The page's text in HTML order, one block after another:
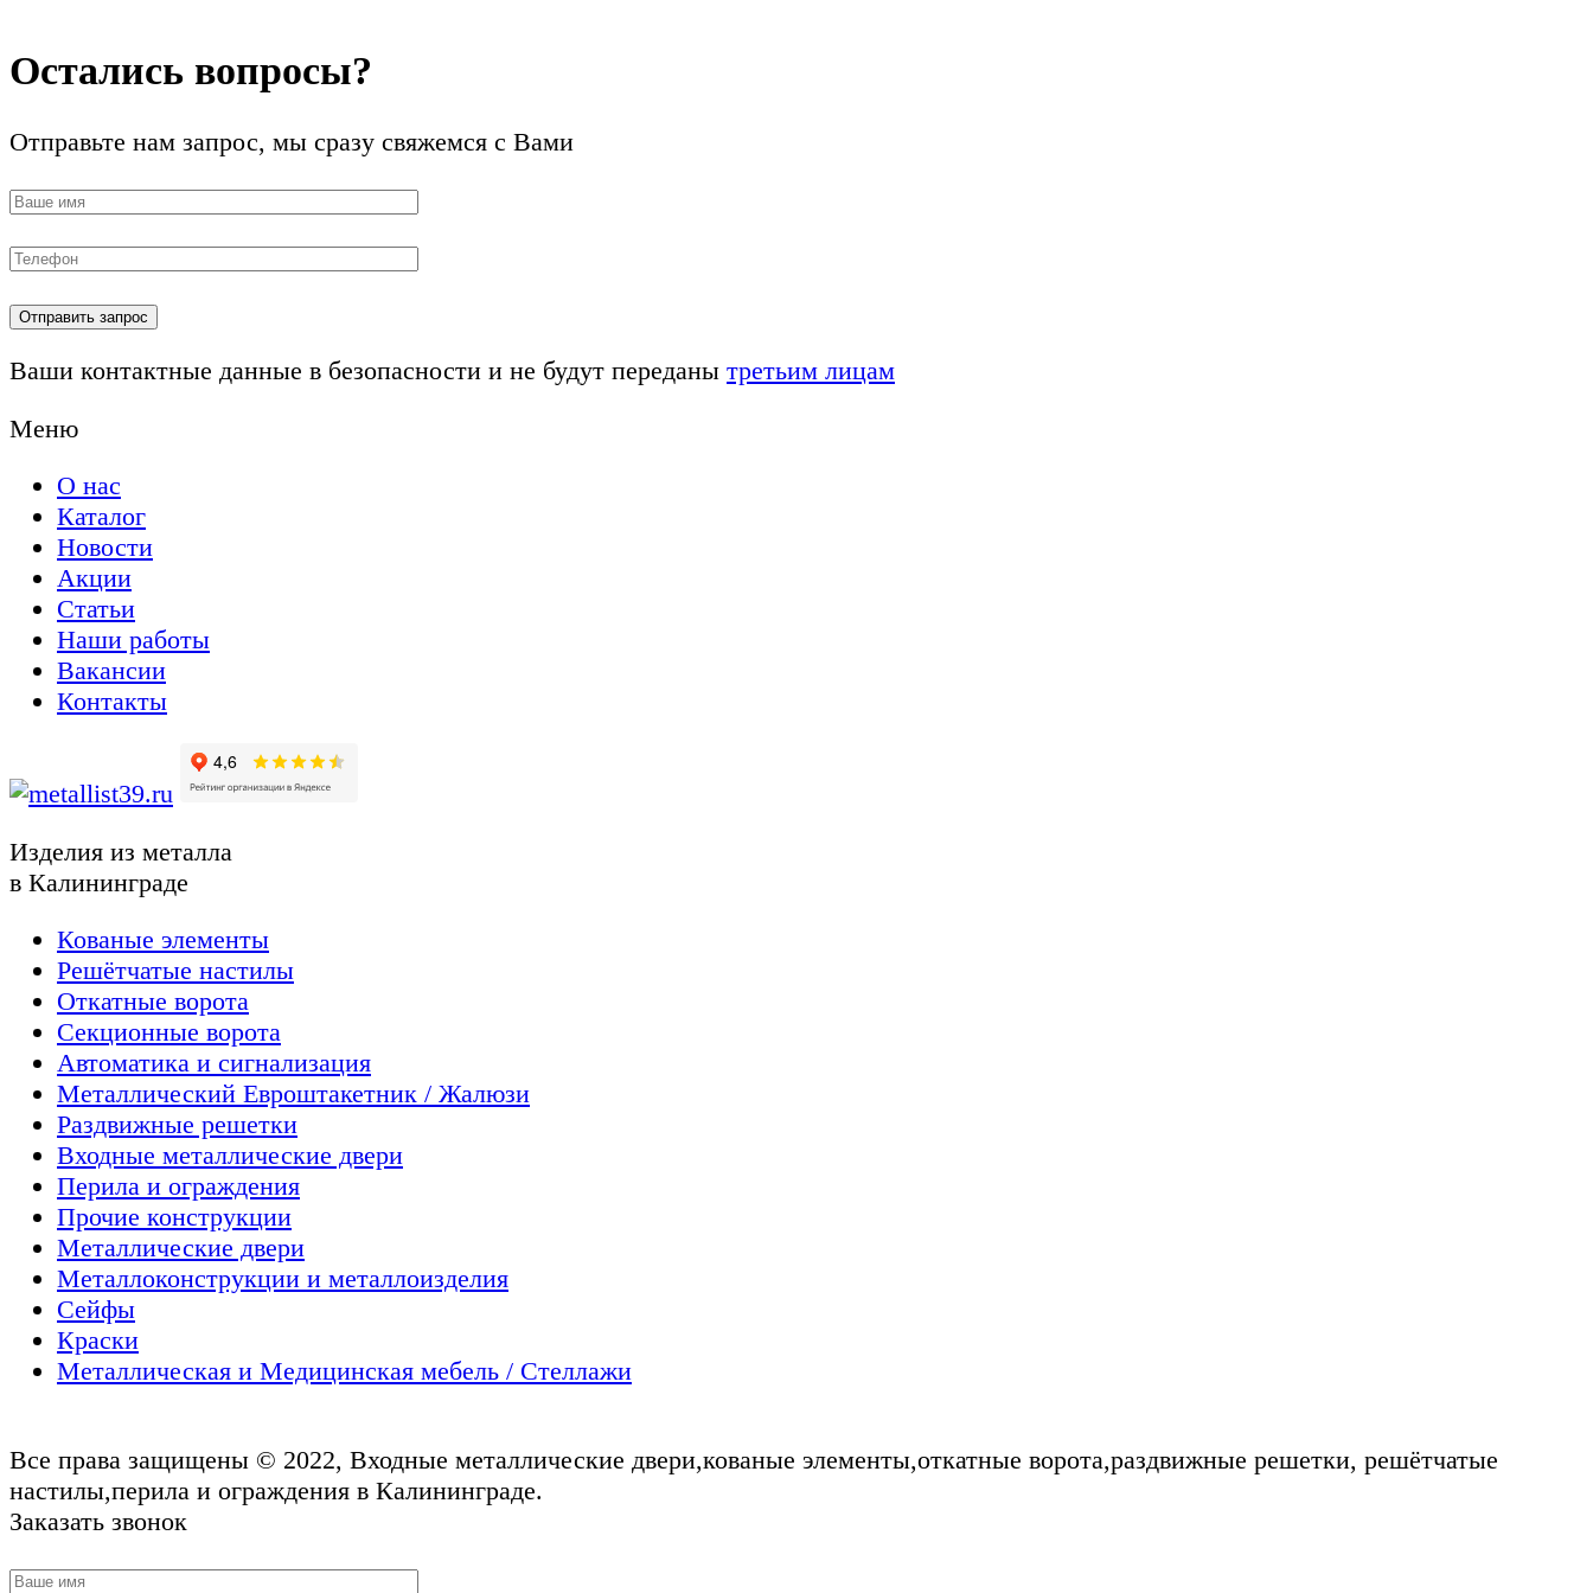
Остались вопросы?
Отправьте нам запрос, мы сразу свяжемся с Вами
Ваши контактные данные в безопасности и не будут переданы третьим лицам
Меню
О нас
Каталог
Новости
Акции
Статьи
Наши работы
Вакансии
Контакты
Изделия из металла
в Калининграде
Кованые элементы
Решётчатые настилы
Откатные ворота
Секционные ворота
Автоматика и сигнализация
Металлический Евроштакетник / Жалюзи
Раздвижные решетки
Входные металлические двери
Перила и ограждения
Прочие конструкции
Металлические двери
Металлоконструкции и металлоизделия
Сейфы
Краски
Металлическая и Медицинская мебель / Стеллажи
Все права защищены © 2022, Входные металлические двери,кованые элементы,откатные ворота,раздвижные решетки, решётчатые
настилы,перила и ограждения в Калининграде.
Заказать звонок